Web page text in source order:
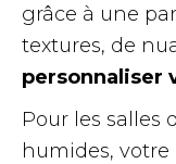
grâce à une
textures, de
personnaliser
Pour les salles
humides,